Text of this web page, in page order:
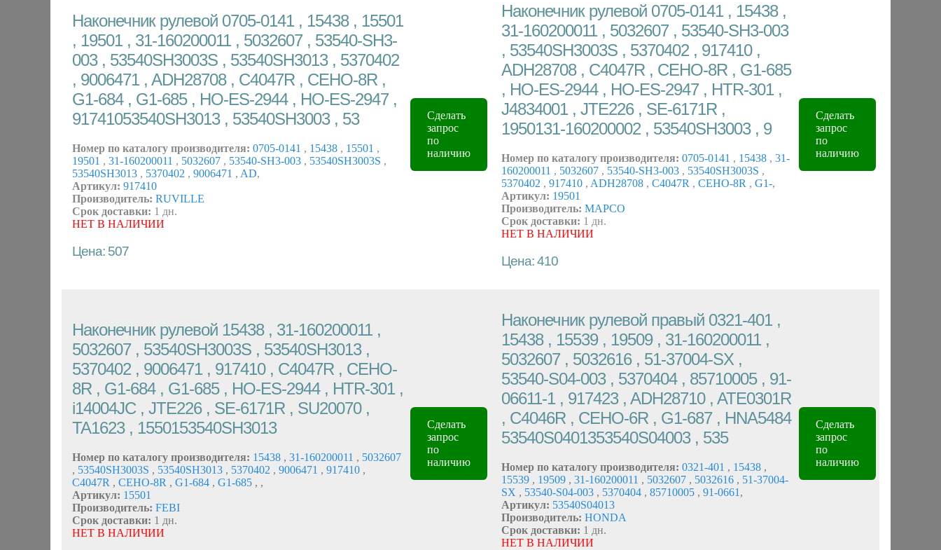
Наконечник рулевой 0705-0141 , 15438 , 15501
, 19501 , 31-160200011 , 5032607 , 53540-SH3-
003 , 53540SH3003S , 53540SH3013 , 5370402
, 9006471 , ADH28708 , C4047R , CEHO-8R ,
G1-684 , G1-685 , HO-ES-2944 , HO-ES-2947 ,
91741053540SH3013 , 53540SH3003 , 53
Номер по каталогу производителя: 0705-0141 , 15438 , 15501 ,
19501 , 31-160200011 , 5032607 , 53540-SH3-003 , 53540SH3003S ,
53540SH3013 , 5370402 , 9006471 , AD,
Артикул: 917410
Производитель: RUVILLE
Срок доставки: 1 дн.
НЕТ В НАЛИЧИИ
Цена: 507
Сделать
запрос
по
наличию
Наконечник рулевой 0705-0141 , 15438 ,
31-160200011 , 5032607 , 53540-SH3-003
, 53540SH3003S , 5370402 , 917410 ,
ADH28708 , C4047R , CEHO-8R , G1-685
, HO-ES-2944 , HO-ES-2947 , HTR-301 ,
J4834001 , JTE226 , SE-6171R ,
1950131-160200002 , 53540SH3003 , 9
Номер по каталогу производителя: 0705-0141 , 15438 , 31-
160200011 , 5032607 , 53540-SH3-003 , 53540SH3003S ,
5370402 , 917410 , ADH28708 , C4047R , CEHO-8R , G1-,
Артикул: 19501
Производитель: MAPCO
Срок доставки: 1 дн.
НЕТ В НАЛИЧИИ
Цена: 410
Сделать
запрос
по
наличию
Наконечник рулевой 15438 , 31-160200011 ,
5032607 , 53540SH3003S , 53540SH3013 ,
5370402 , 9006471 , 917410 , C4047R , CEHO-
8R , G1-684 , G1-685 , HO-ES-2944 , HTR-301 ,
i14004JC , JTE226 , SE-6171R , SU20070 ,
TA1623 , 1550153540SH3013
Номер по каталогу производителя: 15438 , 31-160200011 , 5032607
, 53540SH3003S , 53540SH3013 , 5370402 , 9006471 , 917410 ,
C4047R , CEHO-8R , G1-684 , G1-685 , ,
Артикул: 15501
Производитель: FEBI
Срок доставки: 1 дн.
НЕТ В НАЛИЧИИ
Сделать
запрос
по
наличию
Наконечник рулевой правый 0321-401 ,
15438 , 15539 , 19509 , 31-160200011 ,
5032607 , 5032616 , 51-37004-SX ,
53540-S04-003 , 5370404 , 85710005 , 91-
06611-1 , 917423 , ADH28710 , ATE0301R
, C4046R , CEHO-6R , G1-687 , HNA5484
53540S0401353540S04003 , 535
Номер по каталогу производителя: 0321-401 , 15438 ,
15539 , 19509 , 31-160200011 , 5032607 , 5032616 , 51-37004-
SX , 53540-S04-003 , 5370404 , 85710005 , 91-0661,
Артикул: 53540S04013
Производитель: HONDA
Срок доставки: 1 дн.
НЕТ В НАЛИЧИИ
Сделать
запрос
по
наличию